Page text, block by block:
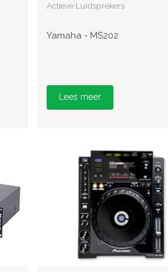
Actieve Luidsprekers
Yamaha - MS202
Lees meer